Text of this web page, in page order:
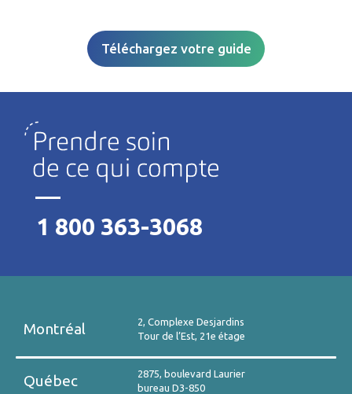
Téléchargez votre guide
1 800 363-3068
Montréal
2, Complexe Desjardins
Tour de l’Est, 21e étage
Québec
2875, boulevard Laurier
bureau D3-850